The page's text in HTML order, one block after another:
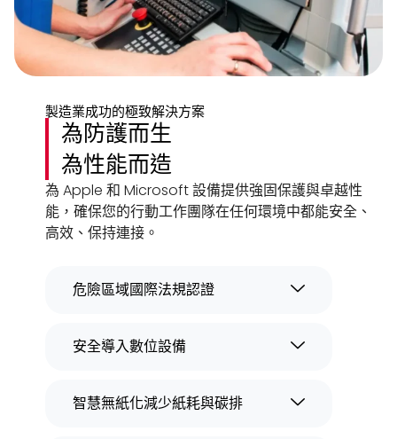
製造業成功的極致解決方案
為防護而生
為性能而造
為 Apple 和 Microsoft 設備提供強固保護與卓越性
能，確保您的行動工作團隊在任何環境中都能安全、
高效、保持連接。
危險區域國際法規認證
安全導入數位設備
智慧無紙化減少紙耗與碳排